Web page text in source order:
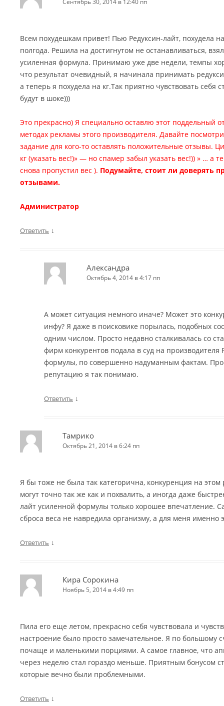
Сентябрь 30, 2014 в 12:40 пп
Всем похудешкам привет! Пью Редуксин-лайт, похудела
полгода. Решила на достигнутом не останавливаться,
усиленная формула. Принимаю уже две недели, темпы
что результат очевидный, я начинала принимать
а теперь я похудела на кг.Так приятно чувствовать себя
будут в шоке)))
Это прекрасно) Я специально оставлю этот поддельный
методах рекламы этого производителя. Давайте
задание для кого-то оставлять положительные отзывы.
кг (указать вес!)» — но спамер забыл указать вес!)) » … а
снова пропустил вес ). Подумайте, стоит ли доверять
отзывами.
Администратор
Ответить ↓
Александра
Октябрь 4, 2014 в 4:17 пп
А может ситуация немного иначе? Может это
инфу? Я даже в поисковике порылась, подобных
одним числом. Просто недавно сталкивалась со
фирм конкурентов подала в суд на производителя
формулы, по совершенно надуманным фактам.
репутацию я так понимаю.
Ответить ↓
Тамрико
Октябрь 21, 2014 в 6:24 пп
Я бы тоже не была так категорична, конкуренция на
могут точно так же как и похвалить, а иногда даже
лайт усиленной формулы только хорошее впечатление.
сброса веса не навредила организму, а для меня именно
Ответить ↓
Кира Сорокина
Ноябрь 5, 2014 в 4:49 пп
Пила его еще летом, прекрасно себя чувствовала и
настроение было просто замечательное. Я по большому
почаще и маленькими порциями. А самое главное, что
через неделю стал гораздо меньше. Приятным бонусом
которые вечно были проблемными.
Ответить ↓